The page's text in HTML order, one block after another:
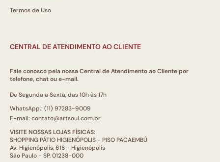
Termos de Uso
CENTRAL DE ATENDIMENTO AO CLIENTE
Fale conosco pela nossa Central de Atendimento ao Cliente por
telefone, chat ou e-mail.
De Segunda a Sexta, das 10h às 17h
WhatsApp.: (11) 97283-9009
E-mail: contato@artsoul.com.br
VISITE NOSSAS LOJAS FÍSICAS:
SHOPPING PÁTIO HIGIENÓPOLIS - PISO PACAEMBÚ
Av. Higienópolis, 618 - Higienópolis
São Paulo - SP, 01238-000